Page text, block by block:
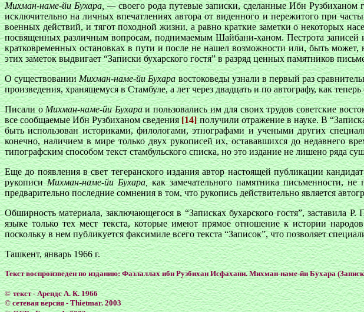
Михман-наме-йи Бухара, —своего рода путевые записки, сделанные Ибн
исключительно на личных впечатлениях автора от виденного и пережитого при
военных действий, и тягот походной жизни, а равно краткие заметки о некоторых
посвященных различным вопросам, поднимаемым Шайбани-ханом. Пестрота записей
кратковременных остановках в пути и после не нашел возможности или, быть
этих заметок выдвигает “Записки бухарского гостя” в разряд ценных памятников
О существовании Михман-наме-йи Бухаравостоковеды узнали в первый раз
произведения, хранящемуся в Стамбуле, а лет через двадцать и по автографу, как
Писали оМихман-наме-йи Бухараи пользовались им для своих трудов советские
все сообщаемые Ибн Рузбиханом сведения[14]получили отражение в науке. В
быть использован историками, филологами, этнографами и учеными других
конечно, наличием в мире только двух рукописей их, остававшихся до недавнего
типографским способом текст стамбульского списка, но это издание не лишено ряда
Еще до появления в свет тегеранского издания автор настоящей публикации
рукописиМихман-наме-йи Бухара,как замечательного памятника письменности,
предварительно последние сомнения в том, что рукопись действительно является
Обширность материала, заключающегося в “Записках бухарского гостя”, заставила
языке только тех мест текста, которые имеют прямое отношение к истории
поскольку в нем публикуется факсимиле всего текста “Записок”, что позволяет
Ташкент, январь 1966 г.
Текст воспроизведен по изданию: Фазлаллах ибн Рузбихан Исфахани. Михман-наме-йи Бухара
© текст - Арендс А. К. 1966
©сетевая версия - Тhietmar. 2003